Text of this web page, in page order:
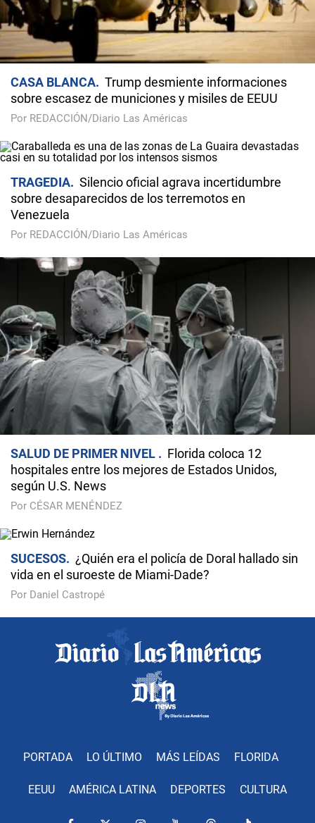
CASA BLANCA
Trump desmiente informaciones
sobre escasez de municiones y misiles de EEUU
Por REDACCIÓN/Diario Las Américas
TRAGEDIA
Silencio oficial agrava incertidumbre
sobre desaparecidos de los terremotos en
Venezuela
Por REDACCIÓN/Diario Las Américas
SALUD DE PRIMER NIVEL
Florida coloca 12
hospitales entre los mejores de Estados Unidos,
según U.S. News
Por CÉSAR MENÉNDEZ
SUCESOS
¿Quién era el policía de Doral hallado sin
vida en el suroeste de Miami-Dade?
Por Daniel Castropé
PORTADA LO ÚLTIMO MÁS LEÍDAS FLORIDA
EEUU AMÉRICA LATINA DEPORTES CULTURA